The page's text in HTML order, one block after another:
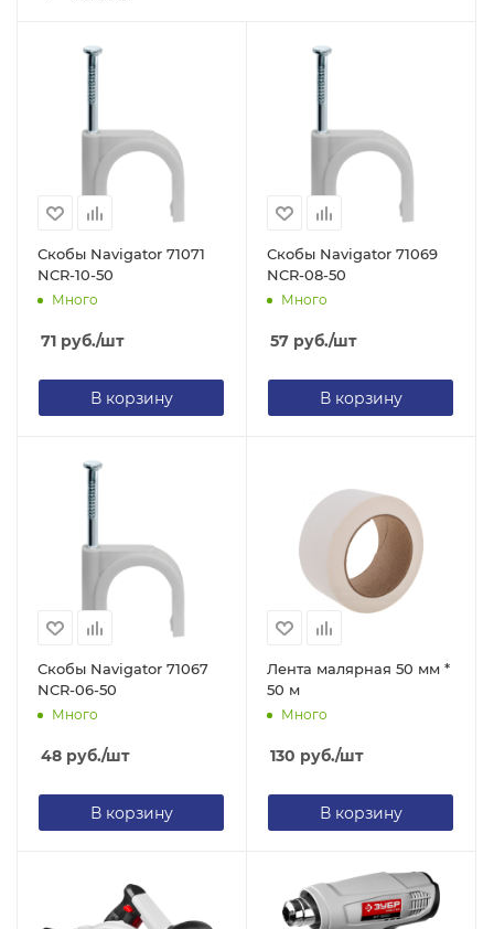
Скобы Navigator 71071
NCR-10-50
Много
71 руб./шт
В корзину
Скобы Navigator 71069
NCR-08-50
Много
57 руб./шт
В корзину
Скобы Navigator 71067
NCR-06-50
Много
48 руб./шт
В корзину
Лента малярная 50 мм *
50 м
Много
130 руб./шт
В корзину